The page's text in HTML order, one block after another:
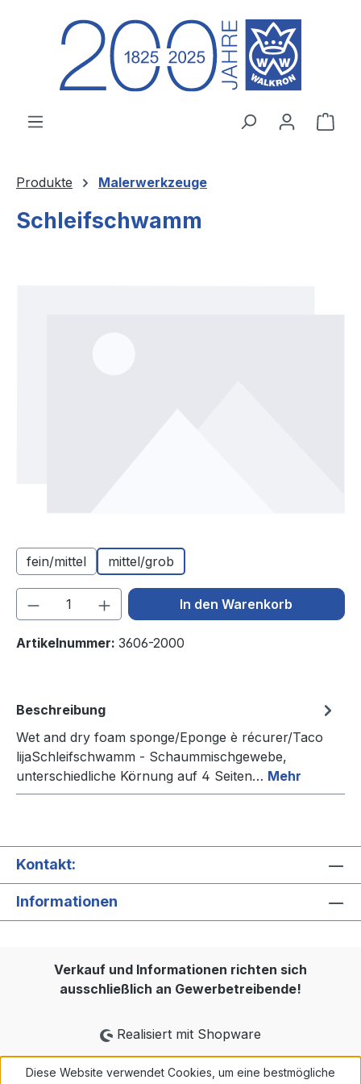
Zum Hauptinhalt springen
Produkte Malerwerkzeuge
Schleifschwamm
fein/mittel mittel/grob
Produkt Anzahl: Gib denIn den Warenkorb
Artikelnummer: 3606-2000
Beschreibung
Wet and dry foam sponge/Eponge è récurer/Taco
lijaSchleifschwamm - Schaummischgewebe,
unterschiedliche Körnung auf 4 Seiten… Mehr
Kontakt:
Informationen
Verkauf und Informationen richten sich
ausschließlich an Gewerbetreibende!
Realisiert mit Shopware
Diese Website verwendet Cookies, um eine bestmögliche